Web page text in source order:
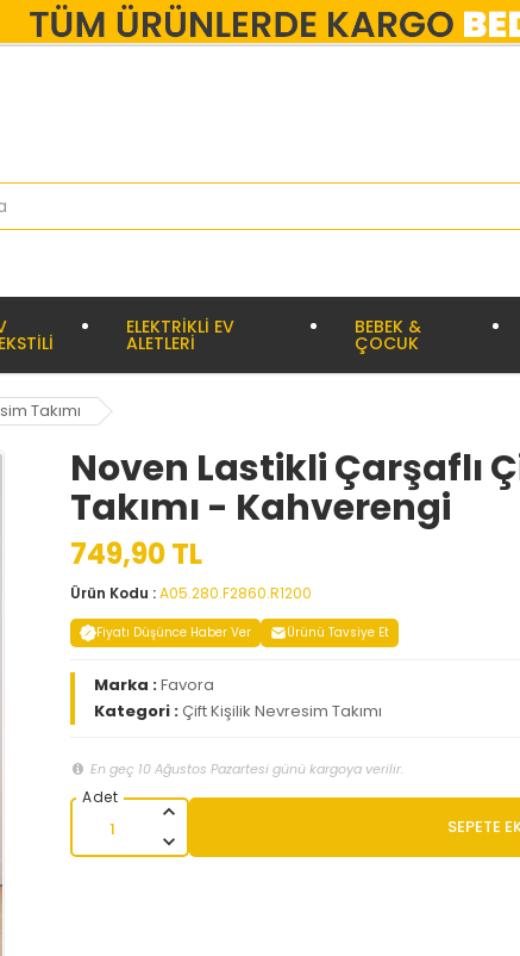
ELEKTRİKLİ EV
ALETLERİ
BEBEK &
ÇOCUK
Takımı
Noven Lastikli Çarşaflı
Takımı - Kahverengi
749,90 TL
Ürün Kodu :A05.280.F2860.R1200
Fiyatı Düşünce Haber Ver Ürünü Tavsiye Et
Marka :Favora
Kategori :Çift Kişilik Nevresim Takımı
En geç 10 Ağustos Pazartesi günü kargoya verilir.
SEPETE